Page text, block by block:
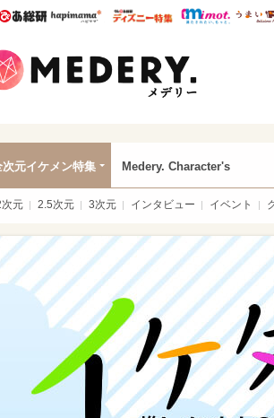
ウレぴあ総研ハピママ* ウレぴあ総研
mimot.
次元イケメン特集 Medery. Character's
元 2.5次元 3次元 インタビュー イベント